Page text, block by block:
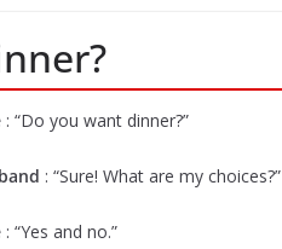
: “Do you want dinner?”
: “Sure! What are my choices?”
: “Yes and no.”